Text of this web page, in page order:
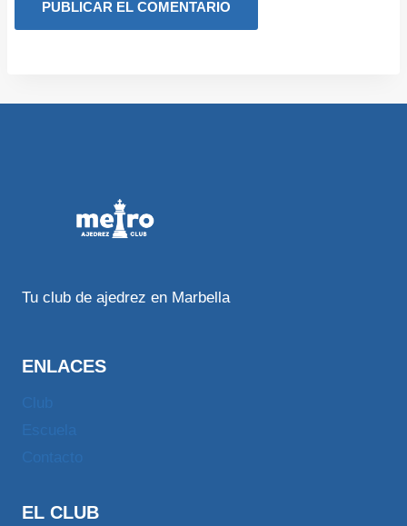
Tu club de ajedrez en Marbella
ENLACES
EL CLUB